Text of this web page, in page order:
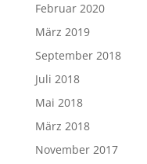
Februar 2020
März 2019
September 2018
Juli 2018
Mai 2018
März 2018
November 2017